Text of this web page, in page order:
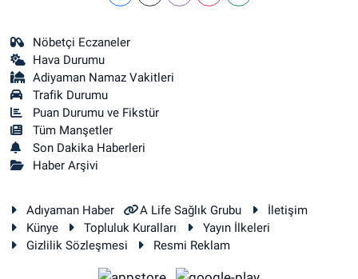
Nöbetçi Eczaneler
Hava Durumu
Adiyaman Namaz Vakitleri
Trafik Durumu
Puan Durumu ve Fikstür
Tüm Manşetler
Son Dakika Haberleri
Haber Arşivi
Adıyaman Haber A Life Sağlık Grubu
İletişim
Künye
Topluluk Kuralları
Yayın İlkeleri
Gizlilik Sözleşmesi
Resmi Reklam